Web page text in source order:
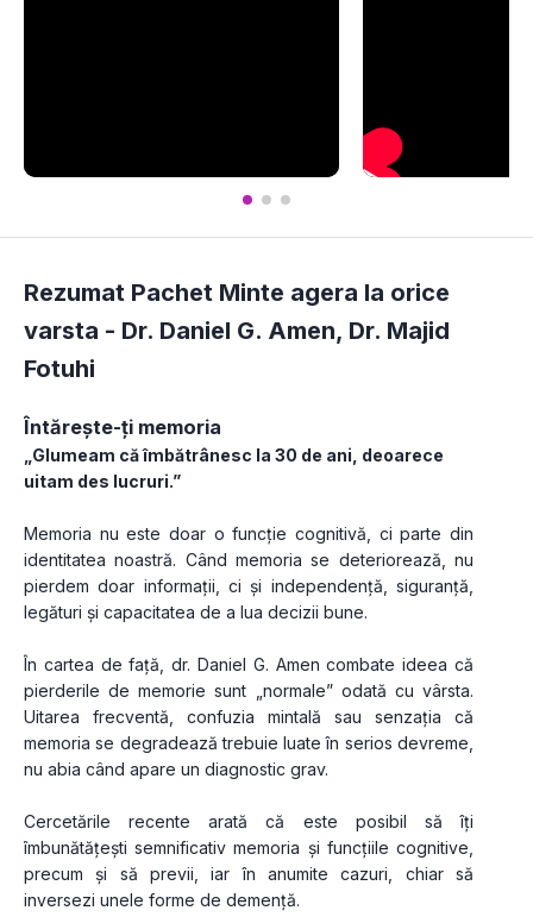
Rezumat Pachet Minte agera la orice
varsta - Dr. Daniel G. Amen, Dr. Majid
Fotuhi
Întărește-ți memoria
„Glumeam că îmbătrânesc la 30 de ani, deoarece
uitam des lucruri.”
Memoria nu este doar o funcție cognitivă, ci parte din
identitatea noastră. Când memoria se deteriorează, nu
pierdem doar informații, ci și independență, siguranță,
legături și capacitatea de a lua decizii bune.
În cartea de față, dr. Daniel G. Amen combate ideea că
pierderile de memorie sunt „normale” odată cu vârsta.
Uitarea frecventă, confuzia mintală sau senzația că
memoria se degradează trebuie luate în serios devreme,
nu abia când apare un diagnostic grav.
Cercetările recente arată că este posibil să îți
îmbunătățești semnificativ memoria și funcțiile cognitive,
precum și să previi, iar în anumite cazuri, chiar să
inversezi unele forme de demență.